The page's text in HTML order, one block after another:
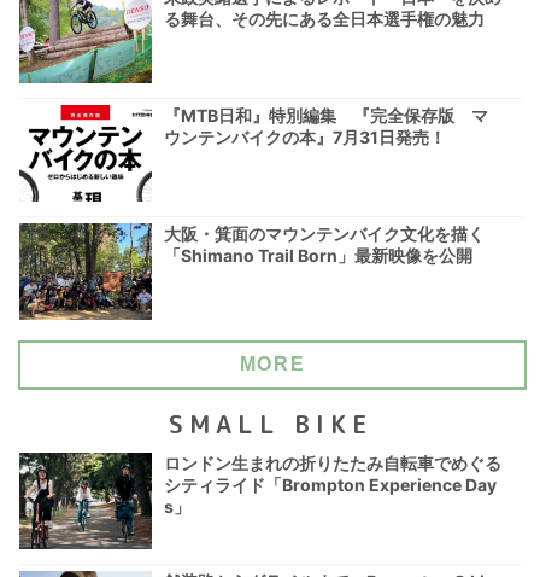
る舞台、その先にある全日本選手権の魅力
『MTB日和』特別編集 『完全保存版 マ
ウンテンバイクの本』7月31日発売！
大阪・箕面のマウンテンバイク文化を描く
「Shimano Trail Born」最新映像を公開
MORE
SMALL BIKE
ロンドン生まれの折りたたみ自転車でめぐる
シティライド「Brompton Experience Day
s」